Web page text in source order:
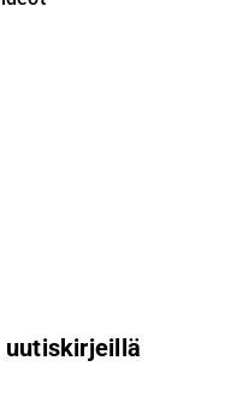
uutiskirjeillä